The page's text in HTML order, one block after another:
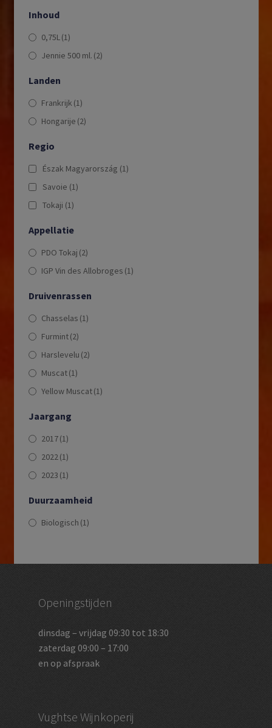
Inhoud
0,75L(1)
Jennie 500 ml. (2)
Landen
Frankrijk (1)
Hongarije (2)
Regio
Észak Magyarország (1)
Savoie (1)
Tokaji (1)
Appellatie
PDO Tokaj (2)
IGP Vin des Allobroges (1)
Druivenrassen
Chasselas (1)
Furmint(2)
Harslevelu (2)
Muscat(1)
Yellow Muscat(1)
Jaargang
2017(1)
2022(1)
2023 (1)
Duurzaamheid
Biologisch (1)
Openingstijden
dinsdag – vrijdag 09:30 tot 18:30
zaterdag 09:00 – 17:00
en op afspraak
Vughtse Wijnkoperij